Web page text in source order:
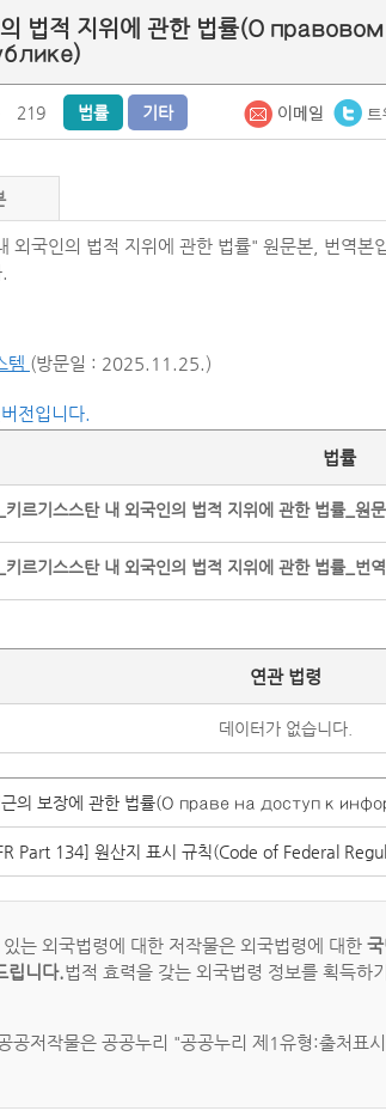
의 법적 지위에 관한 법률(О
219 법률 기타
외국인의 법적 지위에 관한 법률" 원문본, 번역본
템 (방문일 : 2025.11.25.)
전입니다.
법률
키르기스스탄 내 외국인의 법적 지위에 관한 법률_
키르기스스탄 내 외국인의 법적 지위에 관한 법률_
연관 법령
데이터가 없습니다.
근의 보장에 관한 법률(О праве на доступ к
Part 134] 원산지 표시 규칙(Code of Federal
는 외국법령에 대한 저작물은 외국법령에 대한
립니다.법적 효력을 갖는 외국법령 정보를 획득하
공저작물은 공공누리 "공공누리 제1유형:출처표